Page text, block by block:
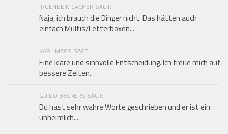
IRGENDEIN CACHER SAGT:
Naja, ich brauch die Dinger nicht. Das hätten auch
einfach Multis/Letterboxen...
KARL MAGS SAGT:
Eine klare und sinnvolle Entscheidung. Ich freue mich auf
bessere Zeiten.
GUIDO BECKERS SAGT:
Du hast sehr wahre Worte geschrieben und er ist ein
unheimlich...